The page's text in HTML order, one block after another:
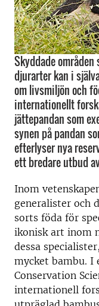
Skyddade
djurarter kan i
om livsmiljön och
internationellt
jättepandan som
synen på pandan
efterlyser nya
ett bredare utbud
Inom
generalister och
sorts föda för
ikonisk art inom
dessa
mycket bambu. I
Conservation
internationell